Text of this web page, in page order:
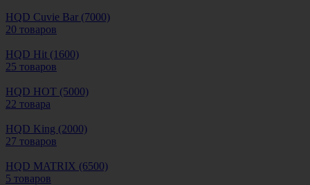
HQD Cuvie Bar (7000)
20 товаров
HQD Hit (1600)
25 товаров
HQD HOT (5000)
22 товара
HQD King (2000)
27 товаров
HQD MATRIX (6500)
5 товаров